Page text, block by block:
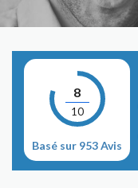
8
10
Basé sur 953 Avis